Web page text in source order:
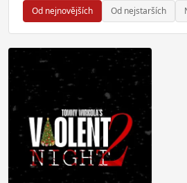
Od nejnovějších Od nejstarších